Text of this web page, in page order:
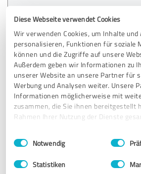
Diese Webseite verwendet Cookies
Wir verwenden Cookies, um Inhalte und
personalisieren, Funktionen für soziale
können und die Zugriffe auf unsere
Außerdem geben wir Informationen zu
unserer Website an unsere Partner für
Werbung und Analysen weiter. Unsere
Informationen möglicherweise mit
zusammen, die Sie ihnen bereitgestellt
Rahmen Ihrer Nutzung der Dienste
Impressum Datenschutzbestimmungen
Einwilligungsauswahl
Notwendig
Statistiken
Erfahrungsbericht & Bewertung zu:
Workshop
04.12.2024 Anonym
5,00 von 5
SEHR GUT
Es war super! Danke!